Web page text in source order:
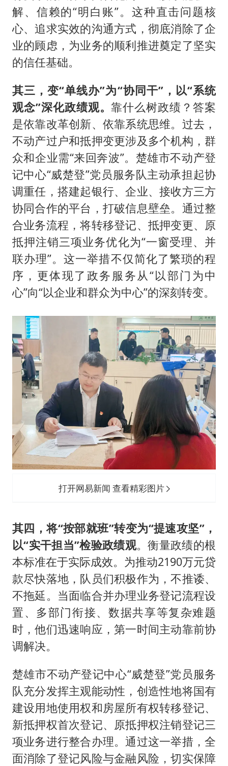
解、信赖的“明白账”。这种直击问题核
心、追求实效的沟通方式，彻底消除了企
业的顾虑，为业务的顺利推进奠定了坚实
的信任基础。
其三，变“单线办”为“协同干”，以“系统
观念”深化政绩观。靠什么树政绩？答案
是依靠改革创新、依靠系统思维。过去，
不动产过户和抵押变更涉及多个机构，群
众和企业需“来回奔波”。楚雄市不动产登
记中心“威楚登”党员服务队主动承担起协
调重任，搭建起银行、企业、接收方三方
协同合作的平台，打破信息壁垒。通过整
合业务流程，将转移登记、抵押变更、原
抵押注销三项业务优化为“一窗受理、并
联办理”。这一举措不仅简化了繁琐的程
序，更体现了政务服务从“以部门为中
心”向“以企业和群众为中心”的深刻转变。
打开网易新闻 查看精彩图片
其四，将“按部就班”转变为“提速攻坚”，
以“实干担当”检验政绩观。衡量政绩的根
本标准在于实际成效。为推动2190万元贷
款尽快落地，队员们积极作为，不推诿、
不拖延。当面临合并办理业务登记流程设
置、多部门衔接、数据共享等复杂难题
时，他们迅速响应，第一时间主动靠前协
调解决。
楚雄市不动产登记中心“威楚登”党员服务
队充分发挥主观能动性，创造性地将国有
建设用地使用权和房屋所有权转移登记、
新抵押权首次登记、原抵押权注销登记三
项业务进行整合办理。通过这一举措，全
面消除了登记风险与金融风险，切实保障